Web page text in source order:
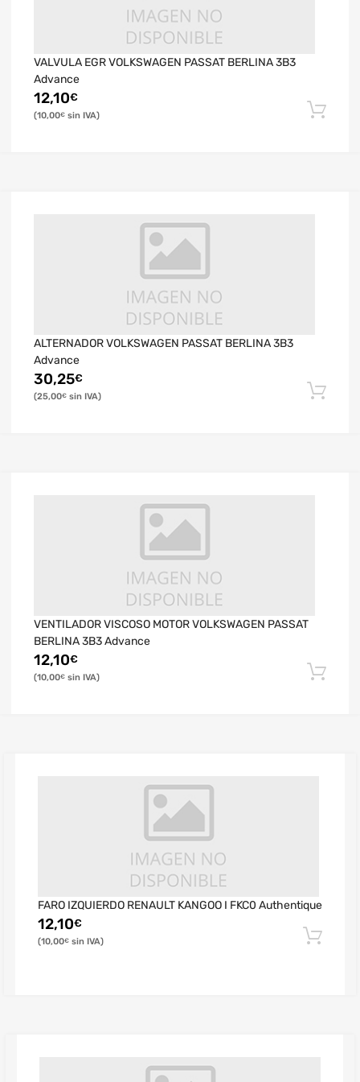
VALVULA EGR VOLKSWAGEN PASSAT BERLINA 3B3
Advance
12,10€
10,00€
ALTERNADOR VOLKSWAGEN PASSAT BERLINA 3B3
Advance
30,25€
25,00€
VENTILADOR VISCOSO MOTOR VOLKSWAGEN PASSAT
BERLINA 3B3 Advance
12,10€
10,00€
FARO IZQUIERDO RENAULT KANGOO I FKC0 Authentique
12,10€
10,00€